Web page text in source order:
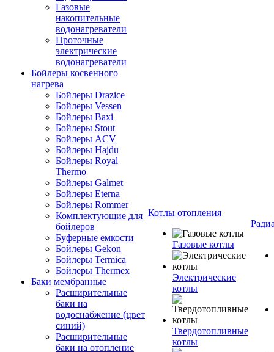
Газовые
накопительные
водонагреватели
Проточные
электрические
водонагреватели
Бойлеры косвенного
нагрева
Бойлеры Drazice
Бойлеры Vessen
Бойлеры Baxi
Бойлеры Stout
Бойлеры ACV
Бойлеры Hajdu
Бойлеры Royal
Thermo
Бойлеры Galmet
Бойлеры Eterna
Бойлеры Rommer
Комплектующие для
бойлеров
Буферные емкости
Бойлеры Gekon
Бойлеры Termica
Бойлеры Thermex
Баки мембранные
Расширительные
баки на
водоснабжение (цвет
синий)
Расширительные
баки на отопление
Котлы отопления
Газовые котлы
Электрические
котлы
Твердотопливные
котлы